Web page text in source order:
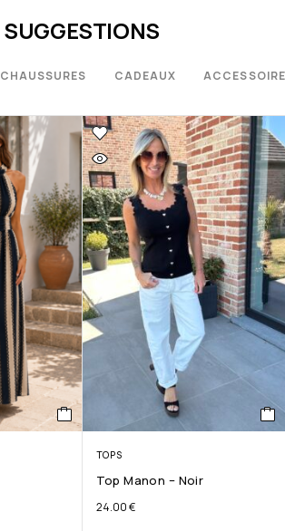
SUGGESTIONS
CHAUSSURES CADEAUX
TOPS
Top Manon – Noir
24.00€